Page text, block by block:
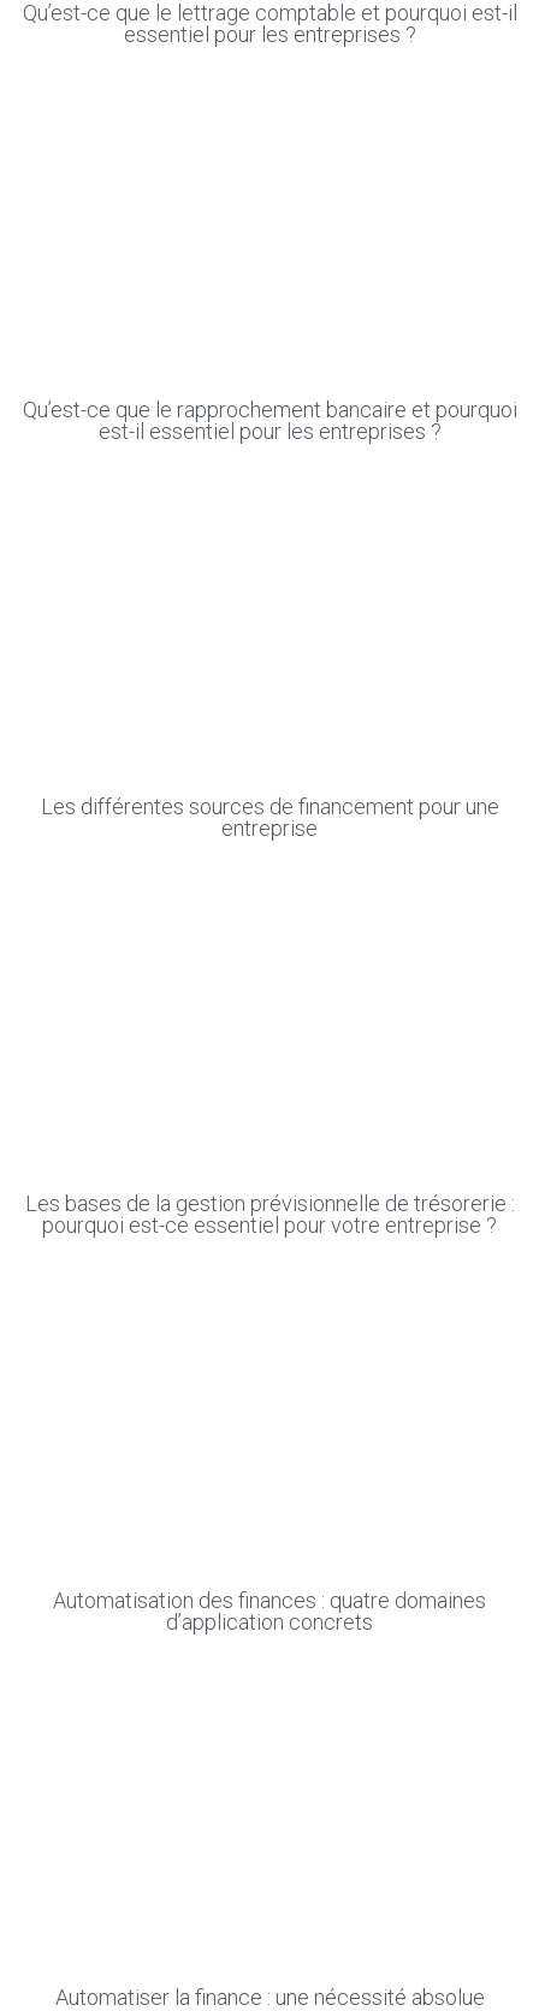
Qu’est-ce que le lettrage comptable et pourquoi est-il
essentiel pour les entreprises ?
Qu’est-ce que le rapprochement bancaire et pourquoi
est-il essentiel pour les entreprises ?
Les différentes sources de financement pour une
entreprise
Les bases de la gestion prévisionnelle de trésorerie :
pourquoi est-ce essentiel pour votre entreprise ?
Automatisation des finances : quatre domaines
d’application concrets
Automatiser la finance : une nécessité absolue